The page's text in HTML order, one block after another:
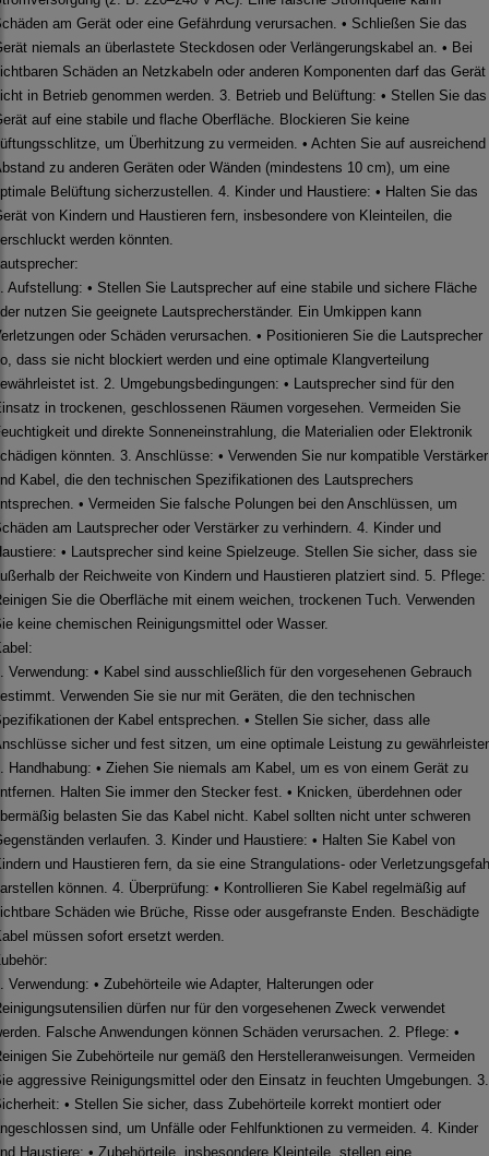
am Gerät oder eine Gefährdung verursachen. • Schließen Sie das
niemals an überlastete Steckdosen oder Verlängerungskabel an. • Bei
Schäden an Netzkabeln oder anderen Komponenten darf das Gerät
in Betrieb genommen werden. 3. Betrieb und Belüftung: • Stellen Sie das
auf eine stabile und flache Oberfläche. Blockieren Sie keine
um Überhitzung zu vermeiden. • Achten Sie auf ausreichend
zu anderen Geräten oder Wänden (mindestens 10 cm), um eine
Belüftung sicherzustellen. 4. Kinder und Haustiere: • Halten Sie das
von Kindern und Haustieren fern, insbesondere von Kleinteilen, die
werden könnten.
Aufstellung: • Stellen Sie Lautsprecher auf eine stabile und sichere Fläche
nutzen Sie geeignete Lautsprecherständer. Ein Umkippen kann
oder Schäden verursachen. • Positionieren Sie die Lautsprecher
dass sie nicht blockiert werden und eine optimale Klangverteilung
ist. 2. Umgebungsbedingungen: • Lautsprecher sind für den
in trockenen, geschlossenen Räumen vorgesehen. Vermeiden Sie
und direkte Sonneneinstrahlung, die Materialien oder Elektronik
könnten. 3. Anschlüsse: • Verwenden Sie nur kompatible Verstärker
Kabel, die den technischen Spezifikationen des Lautsprechers
• Vermeiden Sie falsche Polungen bei den Anschlüssen, um
am Lautsprecher oder Verstärker zu verhindern. 4. Kinder und
• Lautsprecher sind keine Spielzeuge. Stellen Sie sicher, dass sie
der Reichweite von Kindern und Haustieren platziert sind. 5. Pflege:
Sie die Oberfläche mit einem weichen, trockenen Tuch. Verwenden
keine chemischen Reinigungsmittel oder Wasser.
Verwendung: • Kabel sind ausschließlich für den vorgesehenen Gebrauch
Verwenden Sie sie nur mit Geräten, die den technischen
der Kabel entsprechen. • Stellen Sie sicher, dass alle
sicher und fest sitzen, um eine optimale Leistung zu
Handhabung: • Ziehen Sie niemals am Kabel, um es von einem Gerät zu
Halten Sie immer den Stecker fest. • Knicken, überdehnen oder
belasten Sie das Kabel nicht. Kabel sollten nicht unter schweren
verlaufen. 3. Kinder und Haustiere: • Halten Sie Kabel von
und Haustieren fern, da sie eine Strangulations- oder
können. 4. Überprüfung: • Kontrollieren Sie Kabel regelmäßig auf
Schäden wie Brüche, Risse oder ausgefranste Enden. Beschädigte
müssen sofort ersetzt werden.
Verwendung: • Zubehörteile wie Adapter, Halterungen oder
dürfen nur für den vorgesehenen Zweck verwendet
Falsche Anwendungen können Schäden verursachen. 2. Pflege: •
Sie Zubehörteile nur gemäß den Herstelleranweisungen. Vermeiden
aggressive Reinigungsmittel oder den Einsatz in feuchten Umgebungen. 3.
• Stellen Sie sicher, dass Zubehörteile korrekt montiert oder
sind, um Unfälle oder Fehlfunktionen zu vermeiden. 4. Kinder
Haustiere: • Zubehörteile, insbesondere Kleinteile, stellen eine